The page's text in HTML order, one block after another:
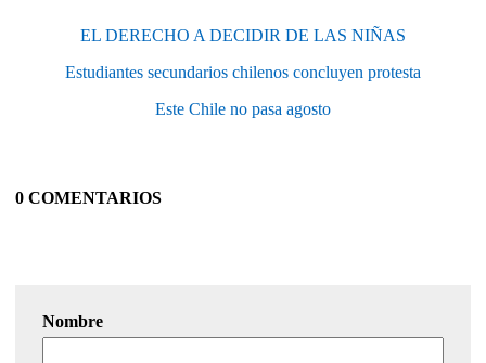
EL DERECHO A DECIDIR DE LAS NIÑAS
Estudiantes secundarios chilenos concluyen protesta
Este Chile no pasa agosto
0 COMENTARIOS
Nombre